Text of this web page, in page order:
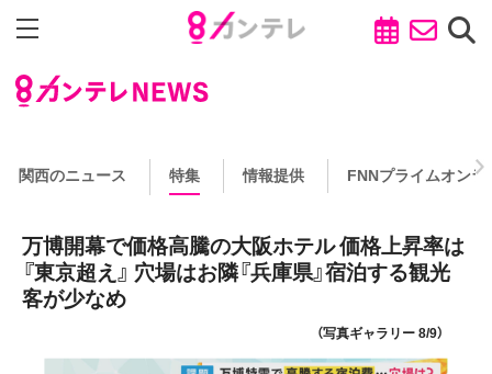
関西のニュース 特集 情報提供 FNNプライムオンラ
万博開幕で価格高騰の大阪ホテル 価格上昇率は
『東京超え』 穴場はお隣『兵庫県』宿泊する観光
客が少なめ
（写真ギャラリー 8/9）